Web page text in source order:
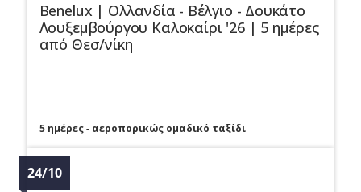
Benelux | Ολλανδία - Βέλγιο - Δουκάτο
Λουξεμβούργου Καλοκαίρι '26 | 5 ημέρες
από Θεσ/νίκη
5 ημέρες - αεροπορικώς ομαδικό ταξίδι
24/10